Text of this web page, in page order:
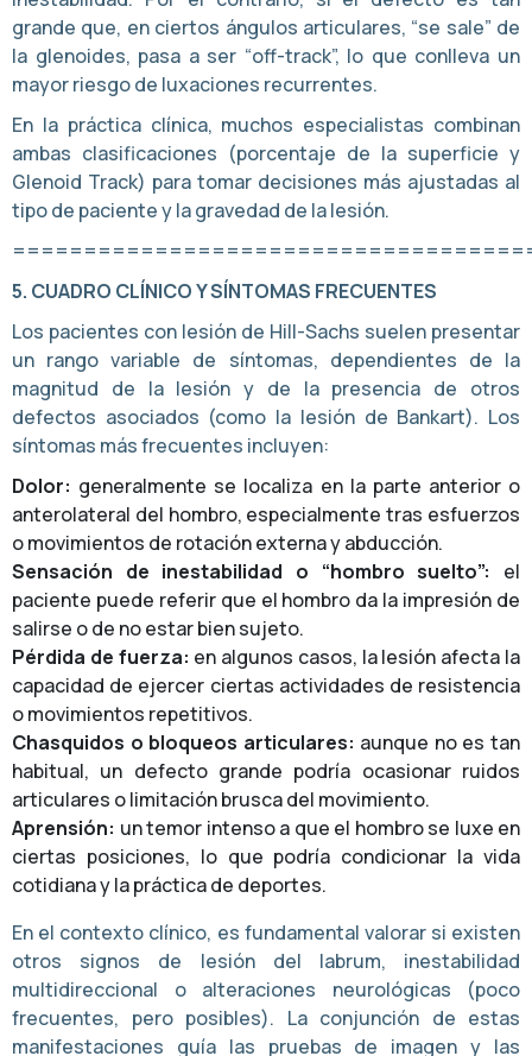
grande que, en ciertos ángulos articulares, “se sale” de
la glenoides, pasa a ser “off-track”, lo que conlleva un
mayor riesgo de luxaciones recurrentes.
En la práctica clínica, muchos especialistas combinan
ambas clasificaciones (porcentaje de la superficie y
Glenoid Track) para tomar decisiones más ajustadas al
tipo de paciente y la gravedad de la lesión.
5. CUADRO CLÍNICO Y SÍNTOMAS FRECUENTES
Los pacientes con lesión de Hill-Sachs suelen presentar
un rango variable de síntomas, dependientes de la
magnitud de la lesión y de la presencia de otros
defectos asociados (como la lesión de Bankart). Los
síntomas más frecuentes incluyen:
Dolor: generalmente se localiza en la parte anterior o
anterolateral del hombro, especialmente tras esfuerzos
o movimientos de rotación externa y abducción.
Sensación de inestabilidad o “hombro suelto”:
el
paciente puede referir que el hombro da la impresión de
salirse o de no estar bien sujeto.
Pérdida de fuerza: en algunos casos, la lesión afecta la
capacidad de ejercer ciertas actividades de resistencia
o movimientos repetitivos.
Chasquidos o bloqueos articulares: aunque no es tan
habitual, un defecto grande podría ocasionar ruidos
articulares o limitación brusca del movimiento.
Aprensión: un temor intenso a que el hombro se luxe en
ciertas posiciones, lo que podría condicionar la vida
cotidiana y la práctica de deportes.
En el contexto clínico, es fundamental valorar si existen
otros signos de lesión del labrum, inestabilidad
multidireccional o alteraciones neurológicas (poco
frecuentes, pero posibles). La conjunción de estas
manifestaciones guía las pruebas de imagen y las